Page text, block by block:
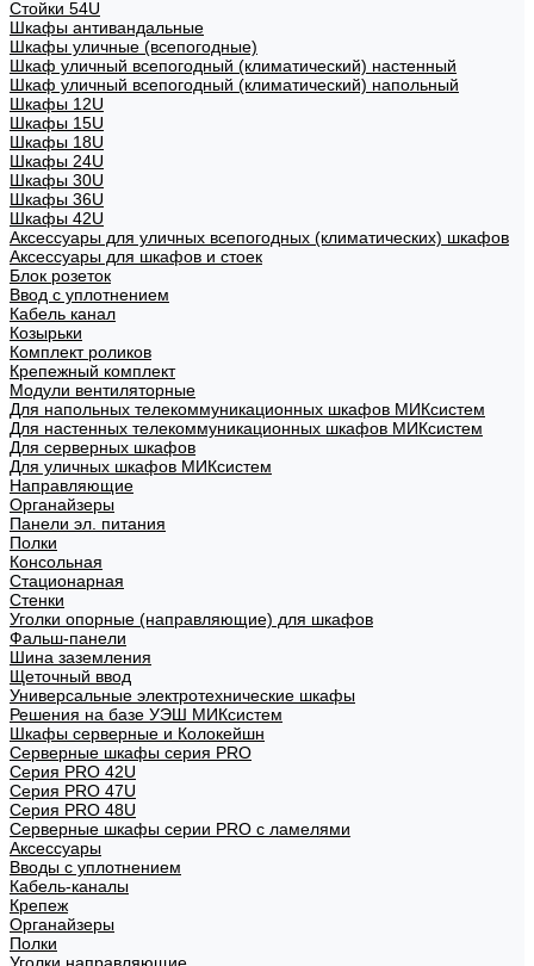
Стойки 54U
Шкафы антивандальные
Шкафы уличные (всепогодные)
Шкаф уличный всепогодный (климатический) настенный
Шкаф уличный всепогодный (климатический) напольный
Шкафы 12U
Шкафы 15U
Шкафы 18U
Шкафы 24U
Шкафы 30U
Шкафы 36U
Шкафы 42U
Аксессуары для уличных всепогодных (климатических) шкафов
Аксессуары для шкафов и стоек
Блок розеток
Ввод с уплотнением
Кабель канал
Козырьки
Комплект роликов
Крепежный комплект
Модули вентиляторные
Для напольных телекоммуникационных шкафов МИКсистем
Для настенных телекоммуникационных шкафов МИКсистем
Для серверных шкафов
Для уличных шкафов МИКсистем
Направляющие
Органайзеры
Панели эл. питания
Полки
Консольная
Стационарная
Стенки
Уголки опорные (направляющие) для шкафов
Фальш-панели
Шина заземления
Щеточный ввод
Универсальные электротехнические шкафы
Решения на базе УЭШ МИКсистем
Шкафы серверные и Колокейшн
Серверные шкафы серия PRO
Серия PRO 42U
Серия PRO 47U
Серия PRO 48U
Серверные шкафы серии PRO с ламелями
Аксессуары
Вводы с уплотнением
Кабель-каналы
Крепеж
Органайзеры
Полки